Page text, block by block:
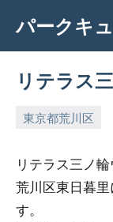
content
パークキ
リテラス
東京都荒川区
リテラス三ノ
荒川区東日暮
す。